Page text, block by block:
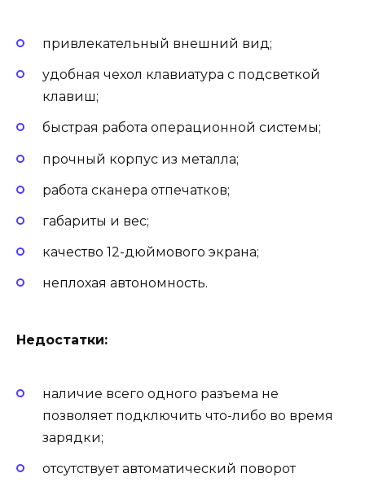
привлекательный внешний вид;
удобная чехол клавиатура с подсветкой
клавиш;
быстрая работа операционной системы;
прочный корпус из металла;
работа сканера отпечатков;
габариты и вес;
качество 12-дюймового экрана;
неплохая автономность.
Недостатки:
наличие всего одного разъема не
позволяет подключить что-либо во время
зарядки;
отсутствует автоматический поворот